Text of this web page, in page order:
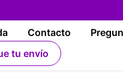
Contacto
tu envío